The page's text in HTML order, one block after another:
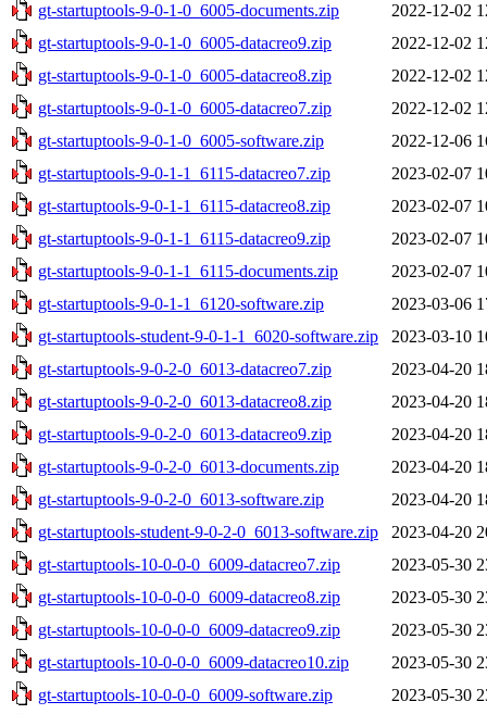
gt-startuptools-9-0-1-0_6005-documents.zip
2022-12-02
gt-startuptools-9-0-1-0_6005-datacreo9.zip
2022-12-02
gt-startuptools-9-0-1-0_6005-datacreo8.zip
2022-12-02
gt-startuptools-9-0-1-0_6005-datacreo7.zip
2022-12-02
gt-startuptools-9-0-1-0_6005-software.zip
2022-12-06
gt-startuptools-9-0-1-1_6115-datacreo7.zip
2023-02-07
gt-startuptools-9-0-1-1_6115-datacreo8.zip
2023-02-07
gt-startuptools-9-0-1-1_6115-datacreo9.zip
2023-02-07
gt-startuptools-9-0-1-1_6115-documents.zip
2023-02-07
gt-startuptools-9-0-1-1_6120-software.zip
2023-03-06
gt-startuptools-student-9-0-1-1_6020-software.zip
2023-03-10
gt-startuptools-9-0-2-0_6013-datacreo7.zip
2023-04-20
gt-startuptools-9-0-2-0_6013-datacreo8.zip
2023-04-20
gt-startuptools-9-0-2-0_6013-datacreo9.zip
2023-04-20
gt-startuptools-9-0-2-0_6013-documents.zip
2023-04-20
gt-startuptools-9-0-2-0_6013-software.zip
2023-04-20
gt-startuptools-student-9-0-2-0_6013-software.zip
2023-04-20
gt-startuptools-10-0-0-0_6009-datacreo7.zip
2023-05-30
gt-startuptools-10-0-0-0_6009-datacreo8.zip
2023-05-30
gt-startuptools-10-0-0-0_6009-datacreo9.zip
2023-05-30
gt-startuptools-10-0-0-0_6009-datacreo10.zip
2023-05-30
gt-startuptools-10-0-0-0_6009-software.zip
2023-05-30